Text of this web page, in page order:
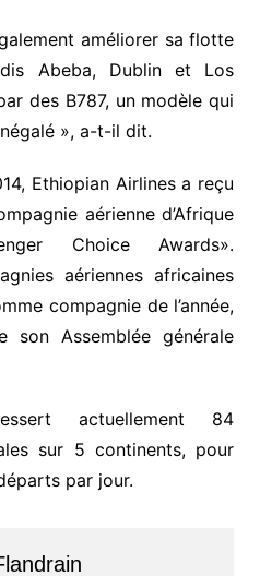
améliorer sa flotte
Abeba, Dublin et Los
des B787, un modèle qui
», a-t-il dit.
Ethiopian Airlines a reçu
aérienne d’Afrique
Choice Awards».
aériennes africaines
compagnie de l’année,
Assemblée générale
actuellement 84
sur 5 continents, pour
par jour.